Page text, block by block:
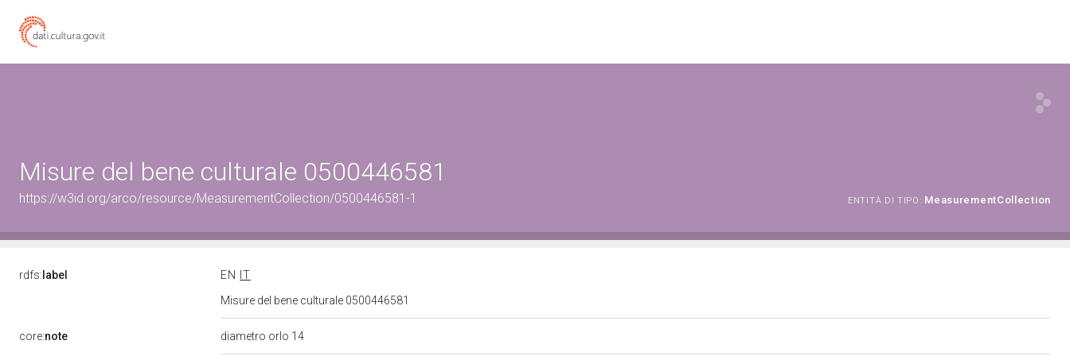
Misure del bene culturale 0500446581
https://w3id.org/arco/resource/MeasurementCollection/0500446581-1 ENTITÀ DI TIPO: MeasurementCollection
rdfs: label EN
IT
Misure del bene culturale 0500446581
core:note diametro orlo 14